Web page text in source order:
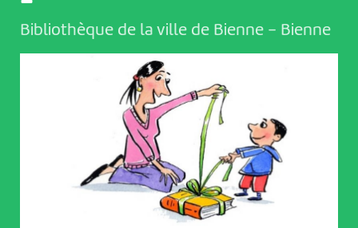
Bibliothèque de la ville de Bienne - Bienne